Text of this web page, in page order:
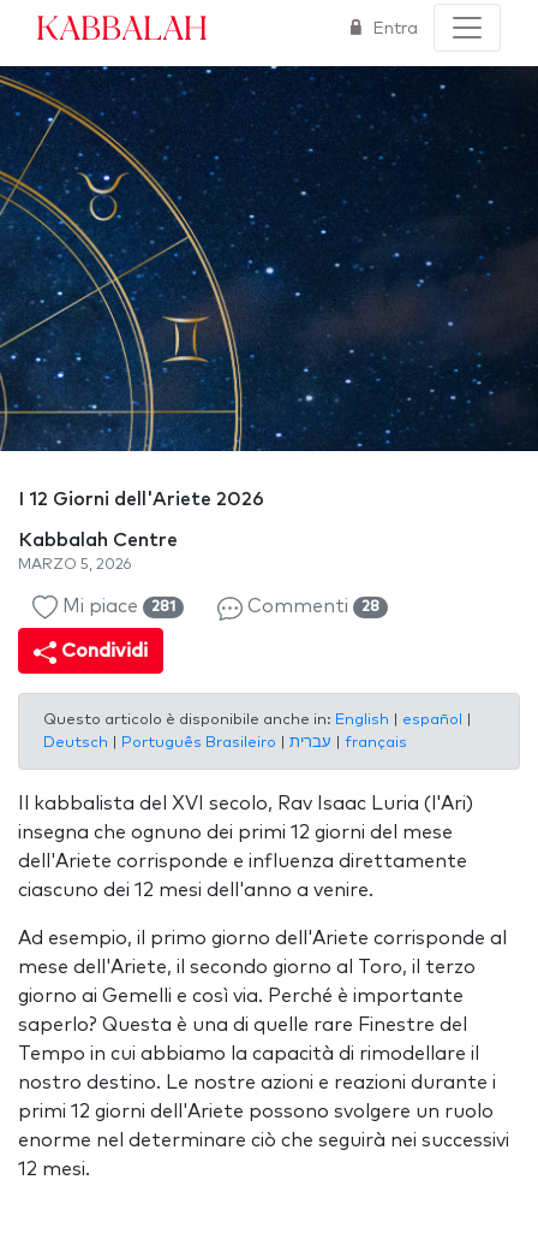
Kabbalah Entra
I 12 Giorni dell'Ariete 2026
Kabbalah Centre
MARZO 5, 2026
Mi piace 281 Commenti 28
Condividi
Questo articolo è disponibile anche in: English español
Deutsch
Português Brasileiro français
Il kabbalista del XVI secolo, Rav Isaac Luria (l'Ari)
insegna che ognuno dei primi 12 giorni del mese
dell'Ariete corrisponde e influenza direttamente
ciascuno dei 12 mesi dell'anno a venire.
Ad esempio, il primo giorno dell'Ariete corrisponde al
mese dell'Ariete, il secondo giorno al Toro, il terzo
giorno ai Gemelli e così via. Perché è importante
saperlo? Questa è una di quelle rare Finestre del
Tempo in cui abbiamo la capacità di rimodellare il
nostro destino. Le nostre azioni e reazioni durante i
primi 12 giorni dell'Ariete possono svolgere un ruolo
enorme nel determinare ciò che seguirà nei successivi
12 mesi.